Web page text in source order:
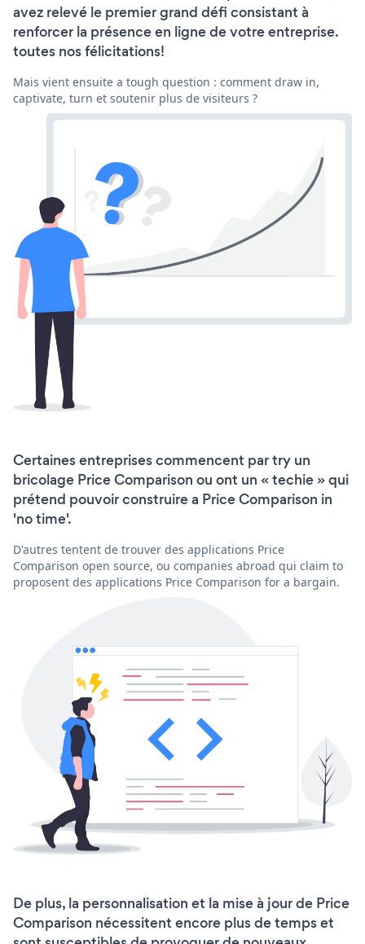
avez relevé le premier grand défi consistant à
renforcer la présence en ligne de votre entreprise.
toutes nos félicitations!
Mais vient ensuite a tough question : comment draw in,
captivate, turn et soutenir plus de visiteurs ?
Certaines entreprises commencent par try un
bricolage Price Comparison ou ont un « techie » qui
prétend pouvoir construire a Price Comparison in
'no time'.
D'autres tentent de trouver des applications Price
Comparison open source, ou companies abroad qui claim to
proposent des applications Price Comparison for a bargain.
De plus, la personnalisation et la mise à jour de Price
Comparison nécessitent encore plus de temps et